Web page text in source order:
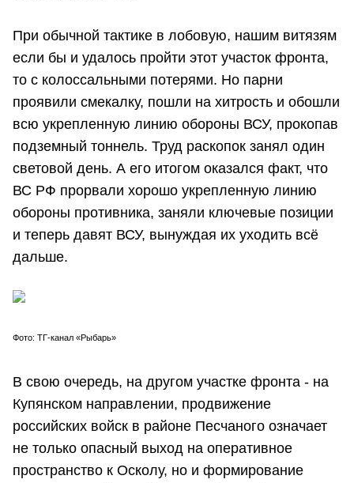
При обычной тактике в лобовую, нашим витязям
если бы и удалось пройти этот участок фронта,
то с колоссальными потерями. Но парни
проявили смекалку, пошли на хитрость и обошли
всю укрепленную линию обороны ВСУ, прокопав
подземный тоннель. Труд раскопок занял один
световой день. А его итогом оказался факт, что
ВС РФ прорвали хорошо укрепленную линию
обороны противника, заняли ключевые позиции
и теперь давят ВСУ, вынуждая их уходить всё
дальше.
Фото: ТГ-канал «Рыбарь»
В свою очередь, на другом участке фронта - на
Купянском направлении, продвижение
российских войск в районе Песчаного означает
не только опасный выход на оперативное
пространство к Осколу, но и формирование